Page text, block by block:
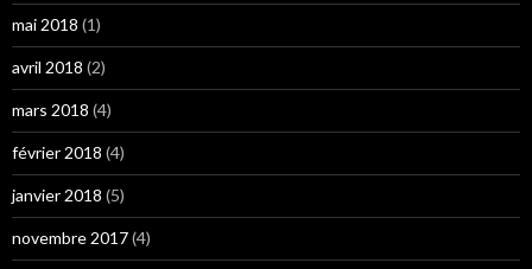
mai 2018 (1)
avril 2018 (2)
mars 2018 (4)
février 2018 (4)
janvier 2018 (5)
novembre 2017(4)